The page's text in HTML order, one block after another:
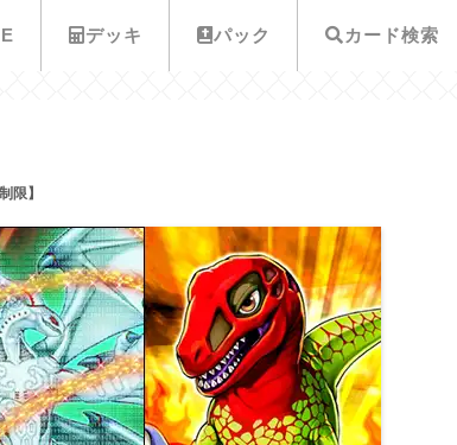
デッキ パック カード検索
限】